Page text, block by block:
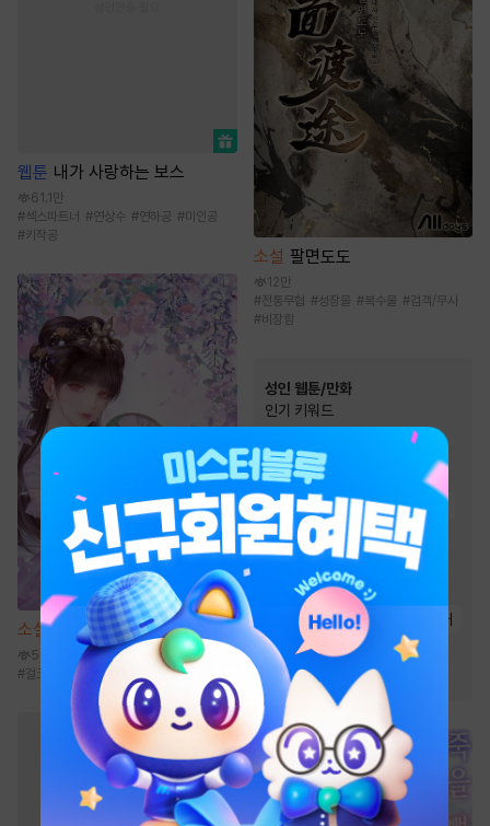
웹툰 내가 사랑하는 보스
61.1만
#섹스파트너 #연상수 #연하공 #미인공
#키작공
소설 몰락한 가문의 소저가 되다
59.1만
#걸크러시 # 동양풍 능력녀 #전생/환생
소설 팔면도도
12만
#전통무협 #성장물 #복수물 #검객/무사
#비장함
성인 웹툰/만화
인기 키워드
#스테디셀러
#하드코어
#현대물 # 짝사랑 #직진남
# 능욕 #다정남 #절륜남
오피스물 #모럴리스
후방주의 #유혹
연애/결혼 # 원나잇
동거
# 계약관계 #삼각관계
여성인기